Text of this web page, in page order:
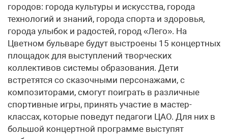
городов: города культуры и искусства, города
технологий и знаний, города спорта и здоровья,
города улыбок и радостей, город «Лего». На
Цветном бульваре будут выстроены 15 концертных
площадок для выступлений творческих
коллективов системы образования. Дети
встретятся со сказочными персонажами, с
композиторами, смогут поиграть в различные
спортивные игры, принять участие в мастер-
классах, которые поведут педагоги ЦАО. Для них в
большой концертной программе выступят